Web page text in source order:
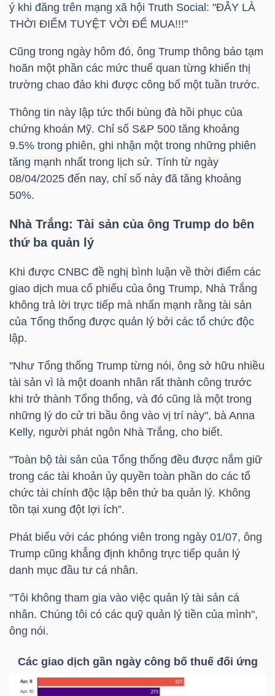
ý khi đăng trên mạng xã hội Truth Social: "ĐÂY LÀ
THỜI ĐIỂM TUYỆT VỜI ĐỂ MUA!!!"
Cũng trong ngày hôm đó, ông Trump thông báo tạm
hoãn một phần các mức thuế quan từng khiến thị
trường chao đảo khi được công bố một tuần trước.
Thông tin này lập tức thổi bùng đà hồi phục của
chứng khoán Mỹ. Chỉ số S&P 500 tăng khoảng
9.5% trong phiên, ghi nhận một trong những phiên
tăng mạnh nhất trong lịch sử. Tính từ ngày
08/04/2025 đến nay, chỉ số này đã tăng khoảng
50%.
Nhà Trắng: Tài sản của ông Trump do bên
thứ ba quản lý
Khi được CNBC đề nghị bình luận về thời điểm các
giao dịch mua cổ phiếu của ông Trump, Nhà Trắng
không trả lời trực tiếp mà nhấn mạnh rằng tài sản
của Tổng thống được quản lý bởi các tổ chức độc
lập.
"Như Tổng thống Trump từng nói, ông sở hữu nhiều
tài sản vì là một doanh nhân rất thành công trước
khi trở thành Tổng thống, và đó cũng là một trong
những lý do cử tri bầu ông vào vị trí này", bà Anna
Kelly, người phát ngôn Nhà Trắng, cho biết.
"Toàn bộ tài sản của Tổng thống đều được nắm giữ
trong các tài khoản ủy quyền toàn phần do các tổ
chức tài chính độc lập bên thứ ba quản lý. Không
tồn tại xung đột lợi ích”.
Phát biểu với các phóng viên trong ngày 01/07, ông
Trump cũng khẳng định không trực tiếp quản lý
danh mục đầu tư cá nhân.
"Tôi không tham gia vào việc quản lý tài sản cá
nhân. Chúng tôi có các quỹ quản lý tiền của mình",
ông nói.
Các giao dịch gần ngày công bố thuế đối ứng
CỤ
ĐẦU
XUẤT
DỮ
Ngành
NĂNG
NGUYÊN
LIỆU
CÔNG
NGHIỆP
TIÊU
KHÔNG
THIẾT